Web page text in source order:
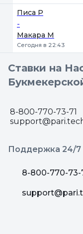
Писа Р
-
Макара М
Сегодня в 22:43
Ставки на
8-800-770-73-71
Поддержка 24/7
8-800-770-73-